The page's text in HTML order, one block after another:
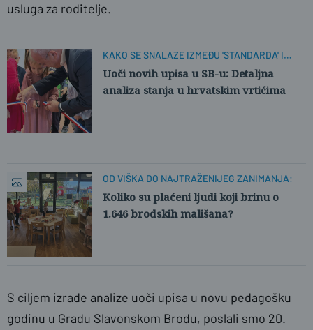
usluga za roditelje.
KAKO SE SNALAZE IZMEĐU 'STANDARDA' I
STVARNOSTI?
Uoči novih upisa u SB-u: Detaljna
analiza stanja u hrvatskim vrtićima
OD VIŠKA DO NAJTRAŽENIJEG ZANIMANJA:
Koliko su plaćeni ljudi koji brinu o
1.646 brodskih mališana?
S ciljem izrade analize uoči upisa u novu pedagošku
godinu u Gradu Slavonskom Brodu, poslali smo 20.